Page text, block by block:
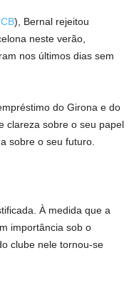
), Bernal rejeitou
neste verão,
nos últimos dias sem
do Girona e do
clareza sobre o seu papel
sobre o seu futuro.
À medida que a
importância sob o
clube nele tornou-se